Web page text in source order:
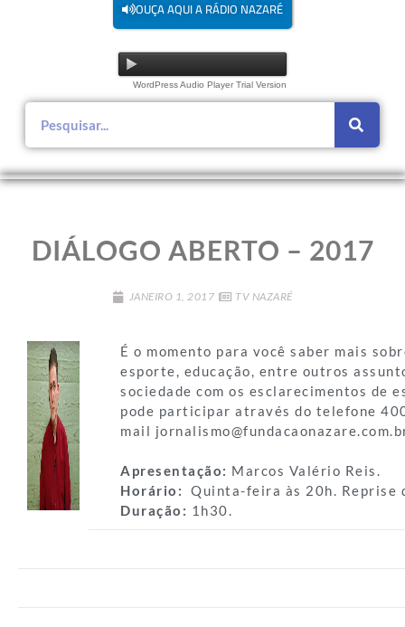
OUÇA AQUI A RÁDIO NAZARÉ
WordPress Audio Player Trial Version
DIÁLOGO ABERTO – 2017
JANEIRO 1, 2017 TV NAZARÉ
É o momento para você saber mais
esporte, educação, entre outros
sociedade com os esclarecimentos de
pode participar através do telefone
mail
Apresentação: Marcos Valério Reis.
Horário:
Quinta-feira às 20h. Reprise
Duração: 1h30.